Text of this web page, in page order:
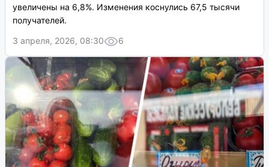
увеличены на 6,8%. Изменения коснулись 67,5 тысячи
получателей.
3 апреля, 2026, 08:30
6